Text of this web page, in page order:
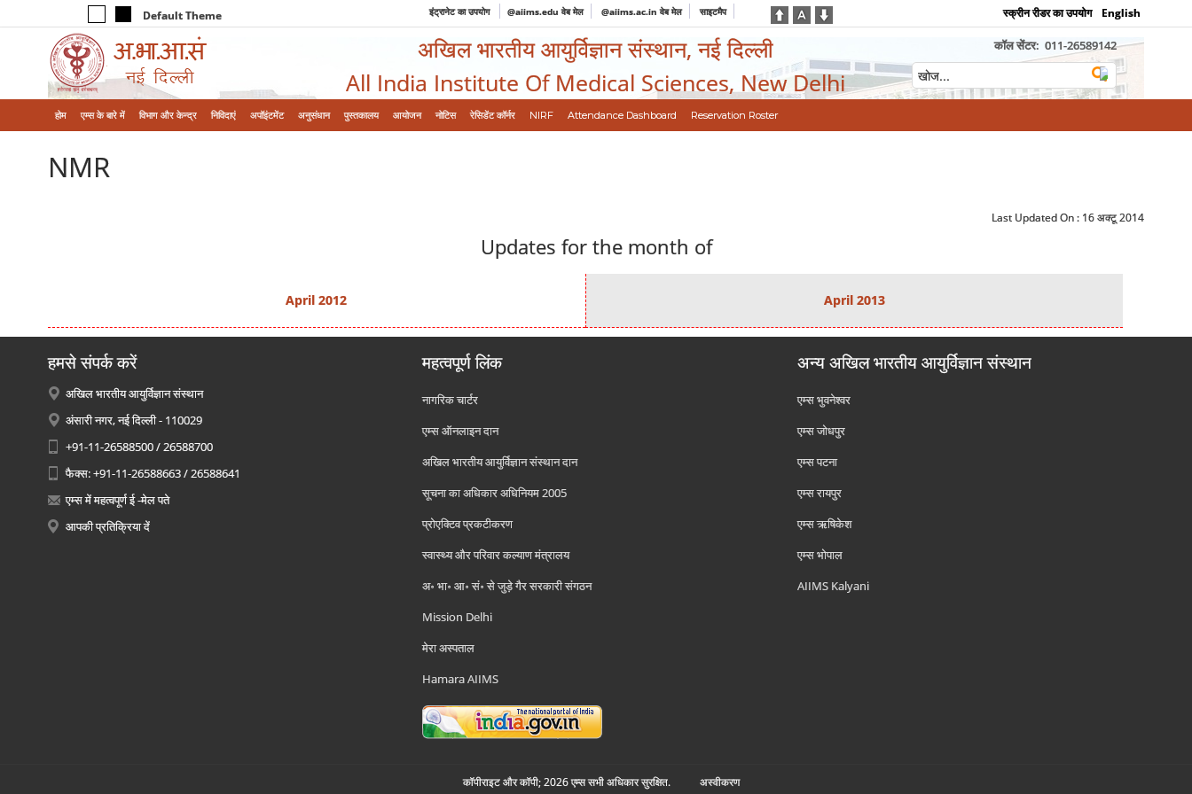
Default Theme इंट्रानेट का उपयोग @aiims.edu वेब मेल @aiims.ac.in वेब मेल साइटमैप स्क्रीन रीडर का उपयोग English
अखिल भारतीय आयुर्विज्ञान संस्थान, नई दिल्ली
All India Institute Of Medical Sciences, New Delhi
कॉल सेंटर: 011-26589142
होम एम्‍स के बारे में विभाग और केन्‍द्र निविदाएं अपॉइंटमेंट अनुसंधान पुस्तकालय आयोजन नोटिस रेसिडेंट कॉर्नर NIRF Attendance Dashboard Reservation Roster
NMR
Last Updated On : 16 अक्टू 2014
Updates for the month of
April 2012 April 2013
हमसे संपर्क करें
अखिल भारतीय आयुर्विज्ञान संस्थान
अंसारी नगर, नई दिल्ली - 110029
+91-11-26588500 / 26588700
फैक्स: +91-11-26588663 / 26588641
एम्स में महत्वपूर्ण ई -मेल पते
आपकी प्रतिक्रिया दें
महत्वपूर्ण लिंक
नागरिक चार्टर
एम्स ऑनलाइन दान
अखिल भारतीय आयुर्विज्ञान संस्थान दान
सूचना का अधिकार अधिनियम 2005
प्रोएक्टिव प्रकटीकरण
स्वास्थ्य और परिवार कल्याण मंत्रालय
अ॰ भा॰ आ॰ सं॰ से जुड़े गैर सरकारी संगठन
Mission Delhi
मेरा अस्पताल
Hamara AIIMS
अन्य अखिल भारतीय आयुर्विज्ञान संस्थान
एम्‍स भुवनेश्वर
एम्‍स जोधपुर
एम्‍स पटना
एम्‍स रायपुर
एम्‍स ऋषिकेश
एम्‍स भोपाल
AIIMS Kalyani
कॉपीराइट और कॉपी; 2026 एम्स सभी अधिकार सुरक्षित. अस्‍वीकरण